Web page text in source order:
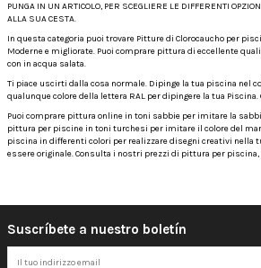
PUNGA IN UN ARTICOLO, PER SCEGLIERE LE DIFFERENTI
ALLA SUA CESTA.
In questa categoria puoi trovare Pitture di Clorocaucho per
Moderne e migliorate. Puoi comprare pittura di eccellente
con in acqua salata.
Ti piace uscirti dalla cosa normale. Dipinge la tua piscina nel
qualunque colore della lettera RAL per dipingere la tua Piscina.
Puoi comprare pittura online in toni sabbie per imitare la
pittura per piscine in toni turchesi per imitare il colore del
piscina in differenti colori per realizzare disegni creativi nella
essere originale. Consulta i nostri prezzi di pittura per
Suscríbete a nuestro boletín